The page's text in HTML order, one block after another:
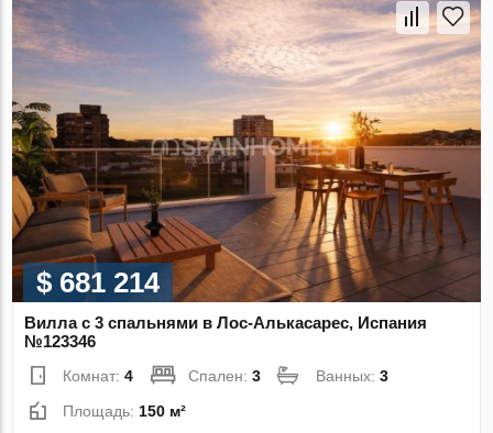
$ 681 214
Вилла с 3 спальнями в Лос-Алькасарес, Испания
№123346
Комнат:4 Спален:3 Ванных:3
Площадь: 150 м²